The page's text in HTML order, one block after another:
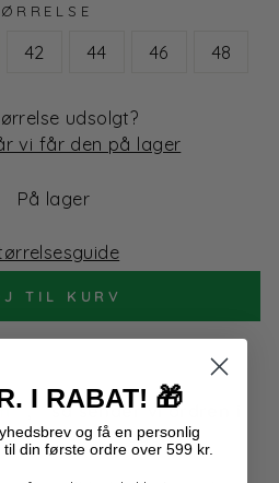
42 44 46 48
udsolgt?
vi får den på lager
På lager
TIL KURV
,
så sender vi ordren i
dag.
I RABAT! 🎁
og få en personlig
til din første ordre over 599 kr.